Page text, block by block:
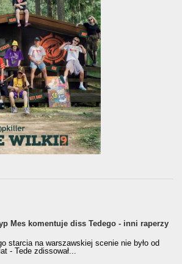
Mes komentuje diss Tedego - inni raperzy
starcia na warszawskiej scenie nie było od
- Tede zdissował...